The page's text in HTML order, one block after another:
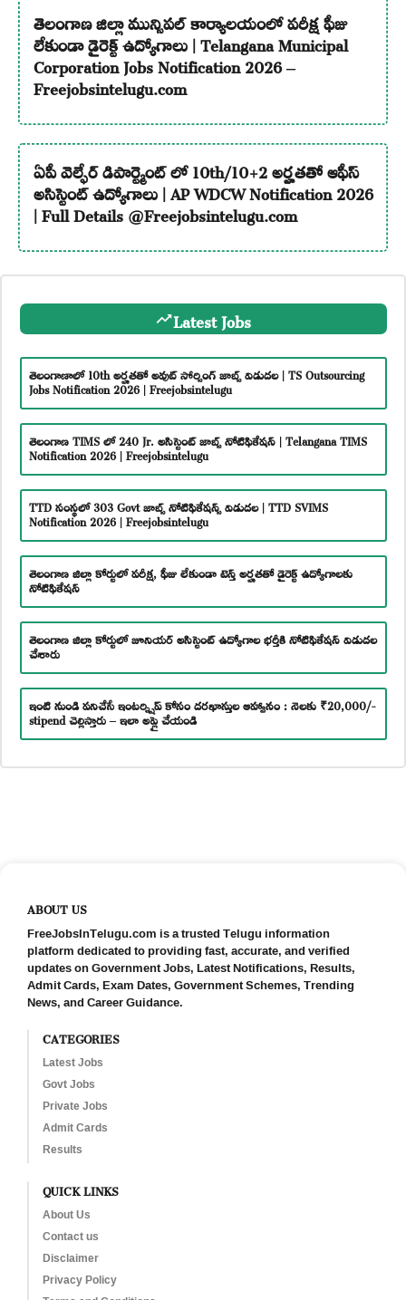
తెలంగాణ జిల్లా మున్సిపల్ కార్యాలయంలో పరీక్ష ఫీజు
లేకుండా డైరెక్ట్ ఉద్యోగాలు | Telangana Municipal
Corporation Jobs Notification 2026 –
Freejobsintelugu.com
ఏపీ వెల్ఫేర్ డిపార్ట్మెంట్ లో 10th/10+2 అర్హతతో ఆఫీస్
అసిస్టెంట్ ఉద్యోగాలు | AP WDCW Notification 2026
| Full Details @Freejobsintelugu.com
Latest Jobs
తెలంగాణాలో 10th అర్హతతో అవుట్ సోర్సింగ్ జాబ్స్ విడుదల | TS Outsourcing
Jobs Notification 2026 | Freejobsintelugu
తెలంగాణ TIMS లో 240 Jr. అసిస్టెంట్ జాబ్స్ నోటిఫికేషన్ | Telangana TIMS
Notification 2026 | Freejobsintelugu
TTD సంస్థలో 303 Govt జాబ్స్ నోటిఫికేషన్స్ విడుదల | TTD SVIMS
Notification 2026 | Freejobsintelugu
తెలంగాణ జిల్లా కోర్టులో పరీక్ష, ఫీజు లేకుండా టెన్త్ అర్హతతో డైరెక్ట్ ఉద్యోగాలకు
నోటిఫికేషన్
తెలంగాణ జిల్లా కోర్టులో జూనియర్ అసిస్టెంట్ ఉద్యోగాల భర్తీకి నోటిఫికేషన్ విడుదల
చేశారు
ఇంటి నుండి పనిచేసే ఇంటర్న్షిప్ కోసం దరఖాస్తుల ఆహ్వానం : నెలకు ₹20,000/-
stipend చెల్లిస్తారు – ఇలా అప్లై చేయండి
ABOUT US
FreeJobsInTelugu.com is a trusted Telugu information
platform dedicated to providing fast, accurate, and verified
updates on Government Jobs, Latest Notifications, Results,
Admit Cards, Exam Dates, Government Schemes, Trending
News, and Career Guidance.
CATEGORIES
Latest Jobs
Govt Jobs
Private Jobs
Admit Cards
Results
QUICK LINKS
About Us
Contact us
Disclaimer
Privacy Policy